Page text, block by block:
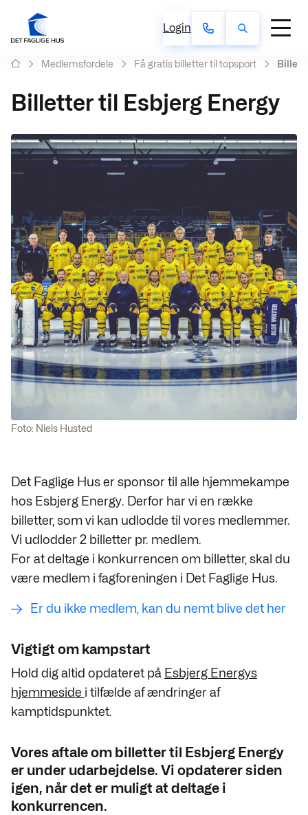
Login
Medlemsfordele Få gratis billetter til topsport
Billetter til Esbjerg Energy
Foto: Niels Husted
Det Faglige Hus er sponsor til alle hjemmekampe
hos Esbjerg Energy. Derfor har vi en række
billetter, som vi kan udlodde til vores medlemmer.
Vi udlodder 2 billetter pr. medlem.
For at deltage i konkurrencen om billetter, skal du
være medlem i fagforeningen i Det Faglige Hus.
Er du ikke medlem, kan du nemt blive det her
Vigtigt om kampstart
Hold dig altid opdateret på Esbjerg Energys
hjemmeside i tilfælde af ændringer af
kamptidspunktet.
Vores aftale om billetter til Esbjerg Energy
er under udarbejdelse. Vi opdaterer siden
igen, når det er muligt at deltage i
konkurrencen.